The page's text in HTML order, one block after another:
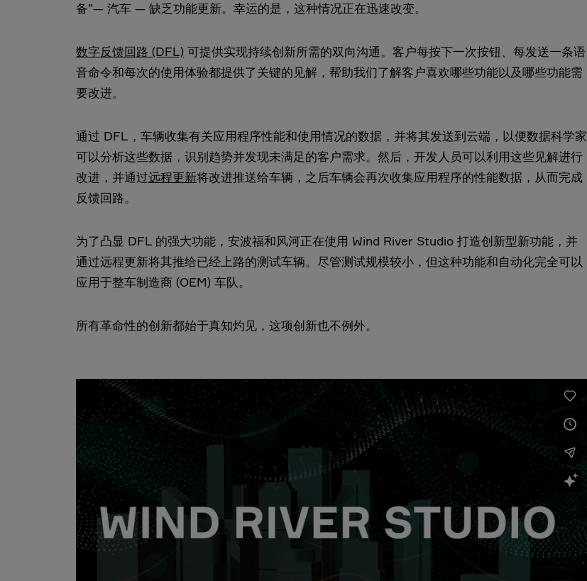
备”— 汽车 — 缺乏功能更新。幸运的是，这种情况正在迅速改变。
数字反馈回路 (DFL) 可提供实现持续创新所需的双向沟通。客户每按下一次按钮、每发送一条语
音命令和每次的使用体验都提供了关键的见解，帮助我们了解客户喜欢哪些功能以及哪些功能需
要改进。
通过 DFL，车辆收集有关应用程序性能和使用情况的数据，并将其发送到云端，以便数据科学家
可以分析这些数据，识别趋势并发现未满足的客户需求。然后，开发人员可以利用这些见解进行
改进，并通过远程更新将改进推送给车辆，之后车辆会再次收集应用程序的性能数据，从而完成
反馈回路。
为了凸显 DFL 的强大功能，安波福和风河正在使用 Wind River Studio 打造创新型新功能，并
通过远程更新将其推给已经上路的测试车辆。尽管测试规模较小，但这种功能和自动化完全可以
应用于整车制造商 (OEM) 车队。
所有革命性的创新都始于真知灼见，这项创新也不例外。